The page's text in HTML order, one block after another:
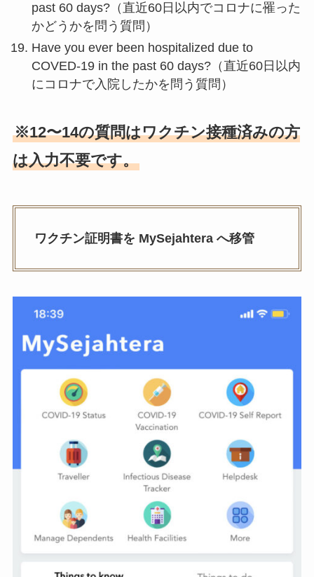
past 60 days?（直近60日以内でコロナに罹った
かどうかを問う質問）
Have you ever been hospitalized due to
COVED-19 in the past 60 days?（直近60日以内
にコロナで入院したかを問う質問）
※12〜14の質問はワクチン接種済みの方
は入力不要です。
ワクチン証明書を MySejahtera へ移管